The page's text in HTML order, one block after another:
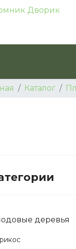
Каталог
деревья